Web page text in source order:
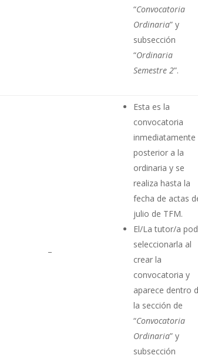
“Convocatoria
Ordinaria” y
subsección
“Ordinaria
Semestre 2”.
–
Esta es la
convocatoria
inmediatamente
posterior a la
ordinaria y se
realiza hasta la
fecha de actas
julio de TFM.
El/La tutor/a
seleccionarla al
crear la
convocatoria y
aparece dentro
la sección de
“Convocatoria
Ordinaria” y
subsección